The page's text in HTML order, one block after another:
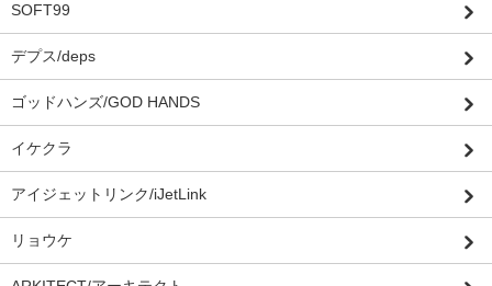
SOFT99
デプス/deps
ゴッドハンズ/GOD HANDS
イケクラ
アイジェットリンク/iJetLink
リョウケ